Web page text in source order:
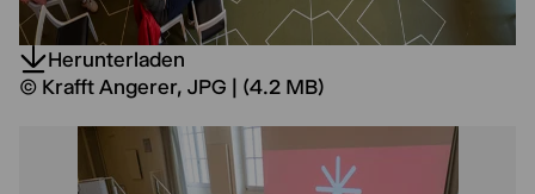
Herunterladen
© Krafft Angerer, JPG | (4.2 MB)